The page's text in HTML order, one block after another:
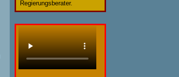
Regierungsberater.